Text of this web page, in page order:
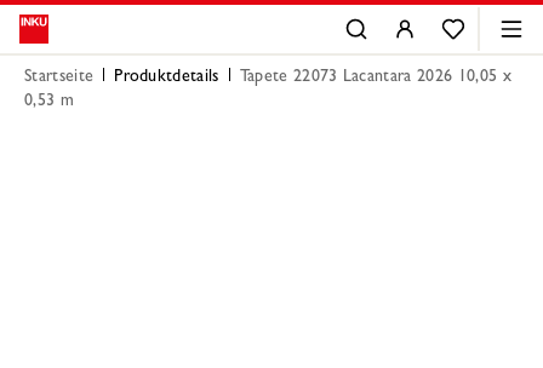
Startseite Produktdetails
Tapete 22073 Lacantara 2026 10,05 x
0,53 m